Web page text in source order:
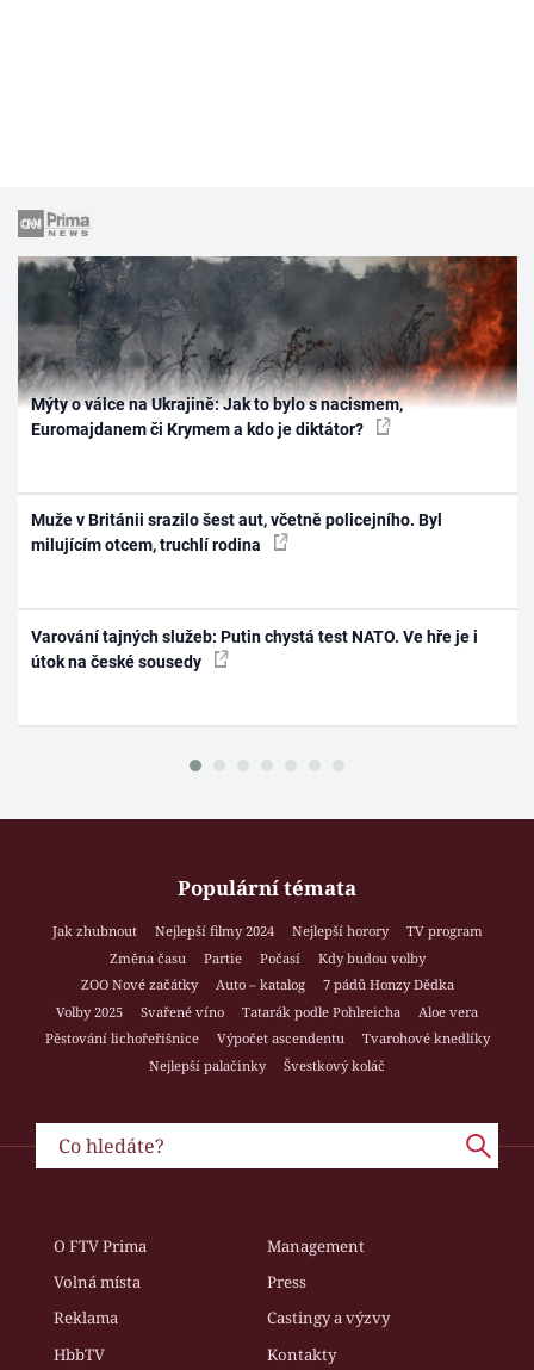
Mýty o válce na Ukrajině: Jak to bylo s nacismem,
Euromajdanem či Krymem a kdo je diktátor?
Muže v Británii srazilo šest aut, včetně policejního. Byl
milujícím otcem, truchlí rodina
Varování tajných služeb: Putin chystá test NATO. Ve hře je i
útok na české sousedy
Populární témata
Jak zhubnout Nejlepší filmy 2024 Nejlepší horory
TV program
Změna času
Partie Počasí
Kdy budou volby
ZOO Nové začátky
Auto – katalog
7 pádů Honzy Dědka
Volby 2025
Svařené víno Tatarák podle Pohlreicha
Aloe vera
Pěstování lichořeřišnice
Výpočet ascendentu
Tvarohové knedlíky
Nejlepší palačinky
Švestkový koláč
O FTV Prima
Management
Volná místa
Press
Reklama
Castingy a výzvy
HbbTV
Kontakty